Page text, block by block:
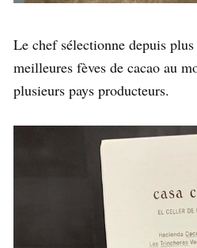
Le chef sélectionne depuis
meilleures fèves de cacao au
plusieurs pays producteurs.